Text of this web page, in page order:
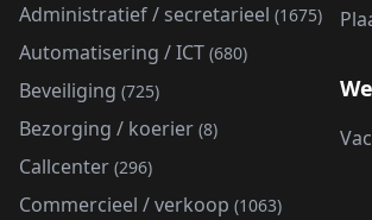
Administratief / secretarieel (1675)
Automatisering / ICT (680)
Beveiliging (725)
Bezorging / koerier (8)
Callcenter (296)
Commercieel / verkoop (1063)